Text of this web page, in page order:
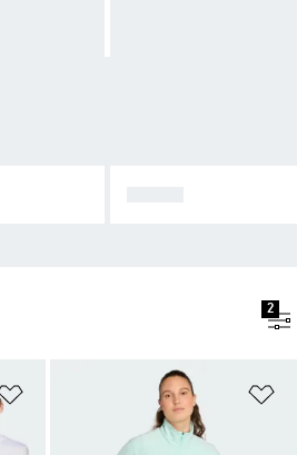
2
Favori Listesine Ekle